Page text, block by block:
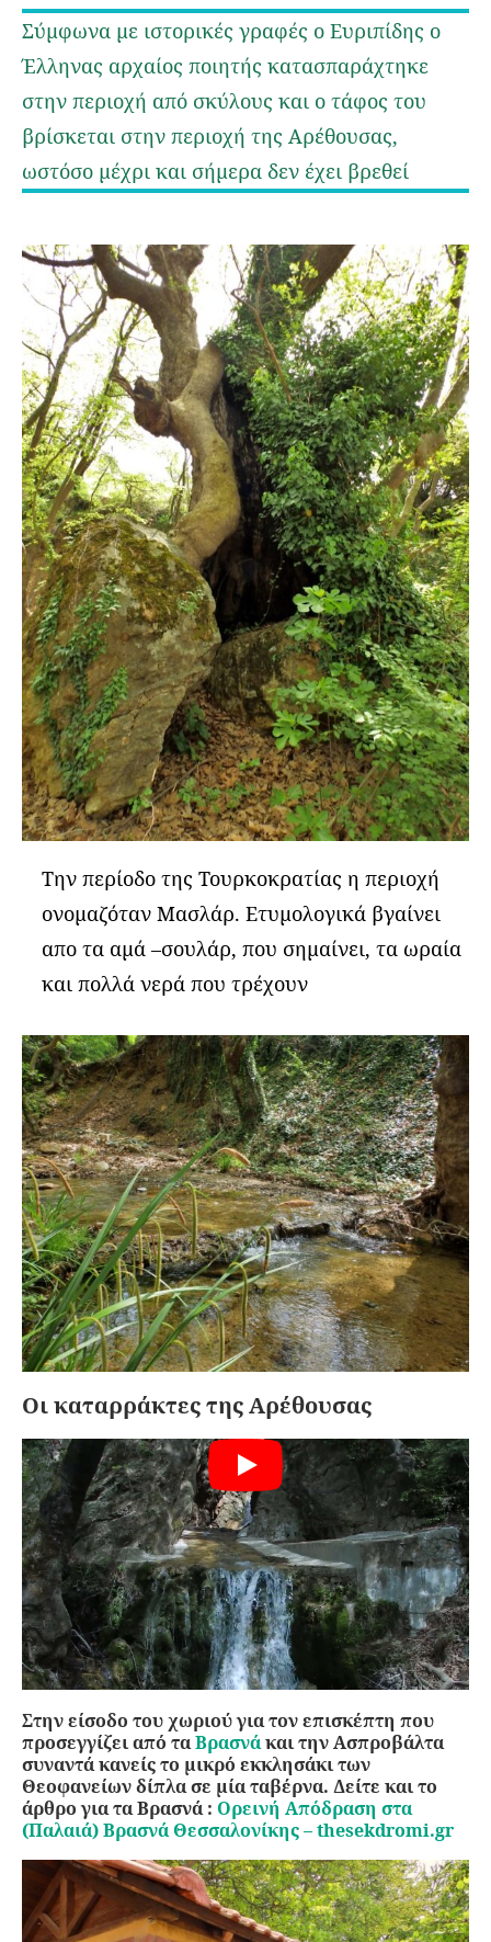
Σύμφωνα με ιστορικές γραφές ο Ευριπίδης ο
Έλληνας αρχαίος ποιητής κατασπαράχτηκε
στην περιοχή από σκύλους και ο τάφος του
βρίσκεται στην περιοχή της Αρέθουσας,
ωστόσο μέχρι και σήμερα δεν έχει βρεθεί
Την περίοδο της Τουρκοκρατίας η περιοχή
ονομαζόταν Μασλάρ. Ετυμολογικά βγαίνει
απο τα αμά –σουλάρ, που σημαίνει, τα ωραία
και πολλά νερά που τρέχουν
Οι καταρράκτες της Αρέθουσας
Στην είσοδο του χωριού για τον επισκέπτη που
προσεγγίζει από ταΒρασνάκαι την Ασπροβάλτα
συναντά κανείς το μικρό εκκλησάκι των
Θεοφανείων δίπλα σε μία ταβέρνα. Δείτε και το
άρθρο για τα Βρασνά : Ορεινή Απόδραση στα
(Παλαιά) Βρασνά Θεσσαλονίκης – thesekdromi.gr